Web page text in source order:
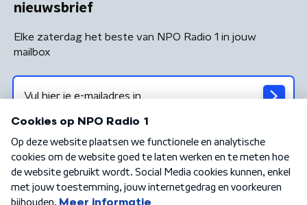
nieuwsbrief
Elke zaterdag het beste van NPO Radio 1 in jouw
mailbox
Algemene voorwaarden